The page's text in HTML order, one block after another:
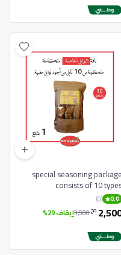
special seasoning package
consists of 10
0.0
(0)
دج3,500إيقاف 29%